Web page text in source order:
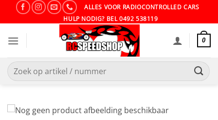
ALLES VOOR RADIOCONTROLLED CARS
HULP NODIG? BEL 0492 538119
0
Zoeken
naar: